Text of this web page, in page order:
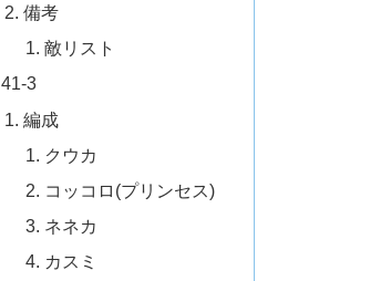
備考
敵リスト
41-3
編成
クウカ
コッコロ(プリンセス)
ネネカ
カスミ